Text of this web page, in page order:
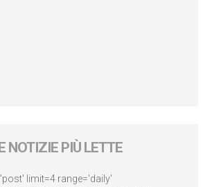
NOTIZIE PIÙ LETTE
limit=4 range='daily'